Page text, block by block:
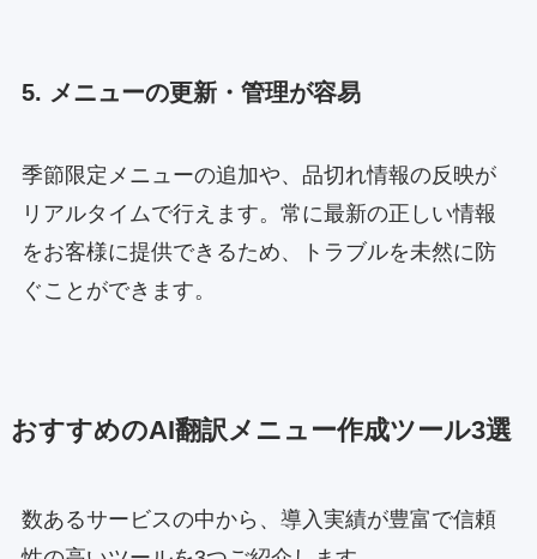
5. メニューの更新・管理が容易
季節限定メニューの追加や、品切れ情報の反映が
リアルタイムで行えます。常に最新の正しい情報
をお客様に提供できるため、トラブルを未然に防
ぐことができます。
おすすめのAI翻訳メニュー作成ツール3選
数あるサービスの中から、導入実績が豊富で信頼